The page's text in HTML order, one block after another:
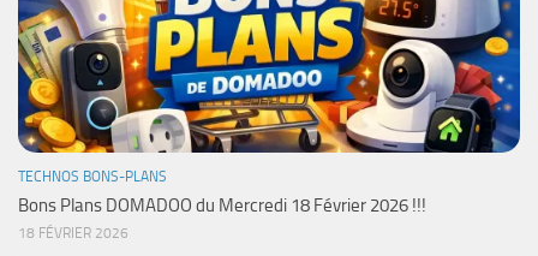
TECHNOS BONS-PLANS
Bons Plans DOMADOO du Mercredi 18 Février 2026 !!!
18 FÉVRIER 2026